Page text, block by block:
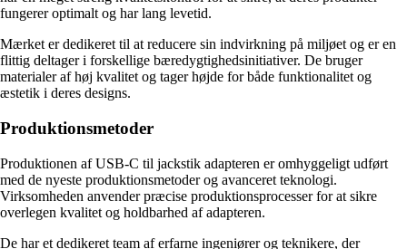
fungerer optimalt og har lang levetid.
Mærket er dedikeret til at reducere sin indvirkning på miljøet og er en
flittig deltager i forskellige bæredygtighedsinitiativer. De bruger
materialer af høj kvalitet og tager højde for både funktionalitet og
æstetik i deres designs.
Produktionsmetoder
Produktionen af USB-C til jackstik adapteren er omhyggeligt udført
med de nyeste produktionsmetoder og avanceret teknologi.
Virksomheden anvender præcise produktionsprocesser for at sikre
overlegen kvalitet og holdbarhed af adapteren.
De har et dedikeret team af erfarne ingeniører og teknikere, der